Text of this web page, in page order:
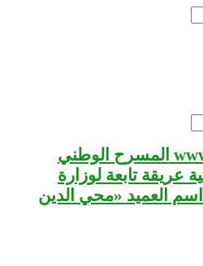
www.tna.dz المسرح الوطني
عريقة تابعة لوزارة
اسم العميد «محي الدين